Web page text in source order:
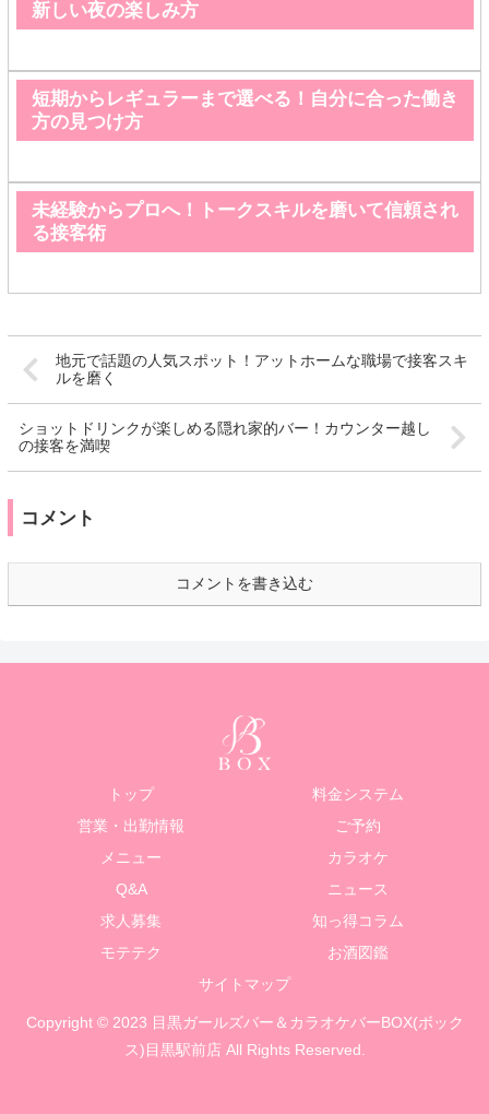
新しい夜の楽しみ方
短期からレギュラーまで選べる！自分に合った働き
方の見つけ方
未経験からプロへ！トークスキルを磨いて信頼され
る接客術
地元で話題の人気スポット！アットホームな職場で接客スキ
ルを磨く
ショットドリンクが楽しめる隠れ家的バー！カウンター越し
の接客を満喫
コメント
コメントを書き込む
トップ
料金システム
営業・出勤情報
ご予約
メニュー
カラオケ
Q&A
ニュース
求人募集
知っ得コラム
モテテク
お酒図鑑
サイトマップ
Copyright © 2023 目黒ガールズバー＆カラオケバーBOX(ボック
ス)目黒駅前店 All Rights Reserved.